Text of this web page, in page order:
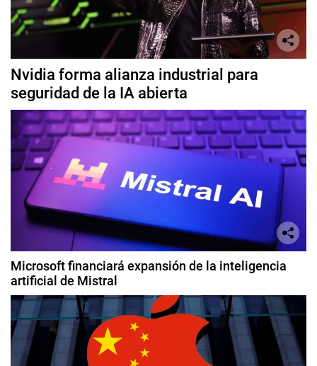
Nvidia forma alianza industrial para
seguridad de la IA abierta
Microsoft financiará expansión de la inteligencia
artificial de Mistral